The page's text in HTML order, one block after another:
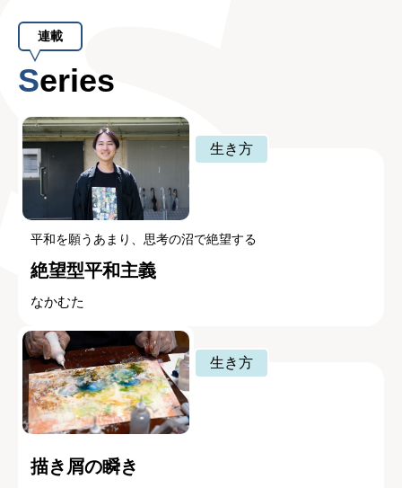
連載
Series
生き方
平和を願うあまり、思考の沼で絶望する
絶望型平和主義
なかむた
生き方
描き屑の瞬き